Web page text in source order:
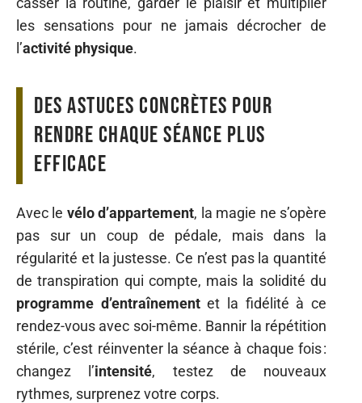
les sensations pour ne jamais décrocher de
l’activité physique.
Des astuces concrètes pour
rendre chaque séance plus
efficace
Avec le vélo d’appartement, la magie ne s’opère
pas sur un coup de pédale, mais dans la
régularité et la justesse. Ce n’est pas la quantité
de transpiration qui compte, mais la solidité du
programme d’entraînementet la fidélité à ce
rendez-vous avec soi-même. Bannir la répétition
stérile, c’est réinventer la séance à chaque fois :
changez l’intensité, testez de nouveaux
rythmes, surprenez votre corps.